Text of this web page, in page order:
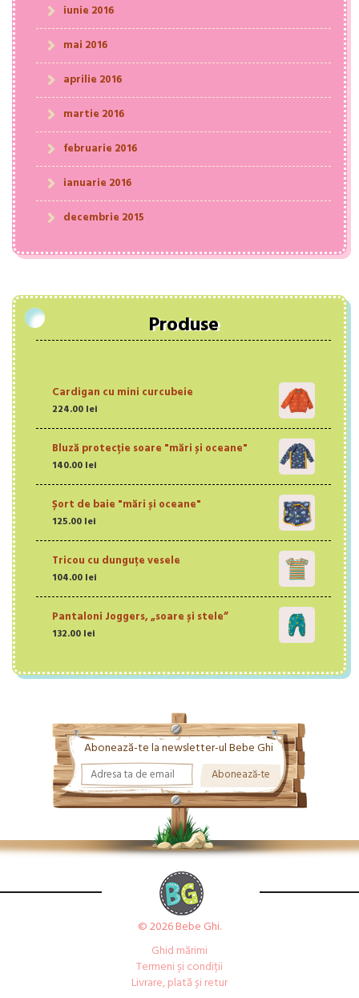
iunie 2016
mai 2016
aprilie 2016
martie 2016
februarie 2016
ianuarie 2016
decembrie 2015
Produse
Cardigan cu mini curcubeie
224.00 lei
Bluză protecție soare "mări și oceane"
140.00 lei
Șort de baie "mări și oceane"
125.00 lei
Tricou cu dunguțe vesele
104.00 lei
Pantaloni Joggers, „soare și stele”
132.00 lei
Abonează-te la newsletter-ul Bebe Ghi
© 2026 Bebe Ghi.
Ghid mărimi
Termeni și condiții
Livrare, plată și retur